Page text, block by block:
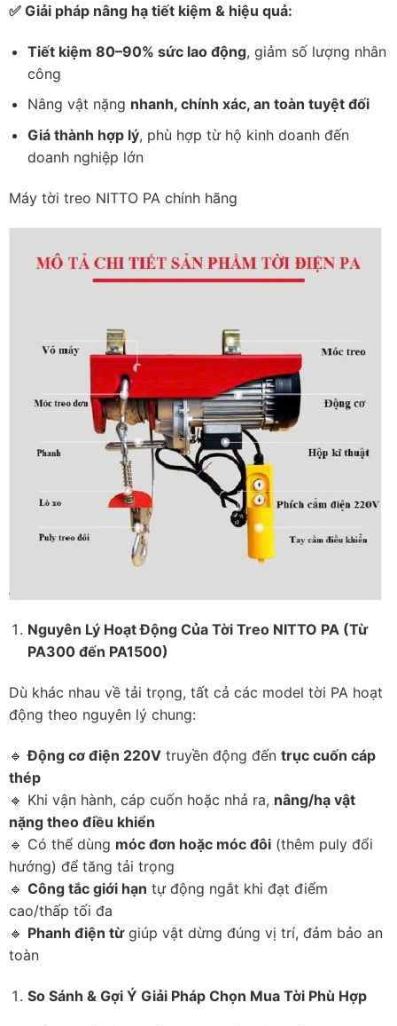
✅ Giải pháp nâng hạ tiết kiệm & hiệu quả:
Tiết kiệm 80–90% sức lao động, giảm số lượng nhân
công
Nâng vật nặng nhanh, chính xác, an toàn tuyệt đối
Giá thành hợp lý, phù hợp từ hộ kinh doanh đến
doanh nghiệp lớn
Máy tời treo NITTO PA chính hãng
Nguyên Lý Hoạt Động Của Tời Treo NITTO PA (Từ
PA300 đến PA1500)
Dù khác nhau về tải trọng, tất cả các model tời PA hoạt
động theo nguyên lý chung:
🔹Động cơ điện 220V truyền động đến trục cuốn cáp
thép
🔹 Khi vận hành, cáp cuốn hoặc nhả ra, nâng/hạ vật
nặng theo điều khiển
🔹 Có thể dùng móc đơn hoặc móc đôi (thêm puly đổi
hướng) để tăng tải trọng
🔹 Công tắc giới hạn tự động ngắt khi đạt điểm
cao/thấp tối đa
🔹 Phanh điện từgiúp vật dừng đúng vị trí, đảm bảo an
toàn
So Sánh & Gợi Ý Giải Pháp Chọn Mua Tời Phù Hợp